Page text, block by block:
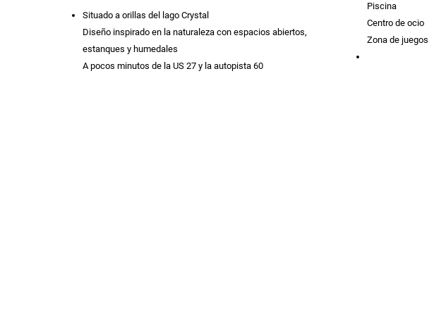
Situado a orillas del lago Crystal
Diseño inspirado en la naturaleza con espacios abiertos,
estanques y humedales
A pocos minutos de la US 27 y la autopista 60
Piscina
Centro de ocio
Zona de juegos